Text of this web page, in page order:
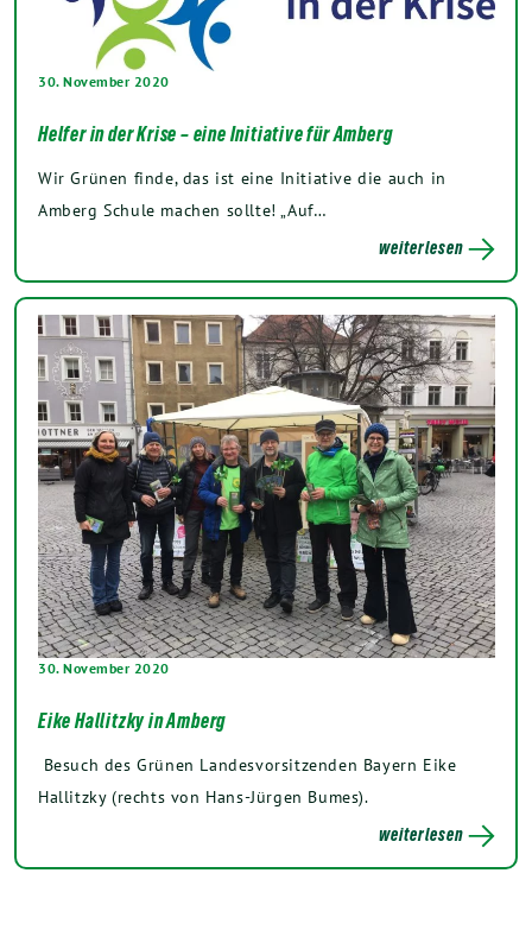
30. November 2020
Helfer in der Krise – eine Initiative für Amberg
Wir Grünen finde, das ist eine Initiative die auch in
Amberg Schule machen sollte! „Auf…
weiterlesen
30. November 2020
Eike Hallitzky in Amberg
Besuch des Grünen Landesvorsitzenden Bayern Eike
Hallitzky (rechts von Hans-Jürgen Bumes).
weiterlesen